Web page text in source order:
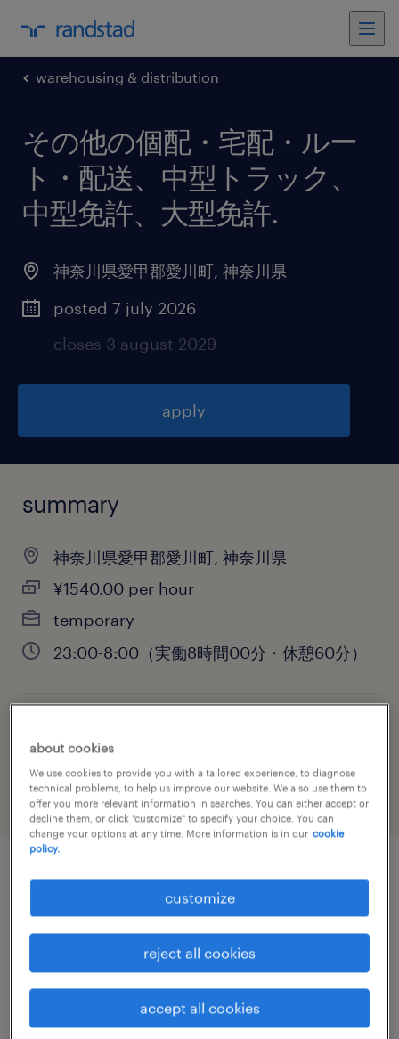
warehousing & distribution
その他の個配・宅配・ルー
ト・配送、中型トラック、
中型免許、大型免許.
神奈川県愛甲郡愛川町, 神奈川県
posted 7 july 2026
closes 3 august 2029
apply
summary
神奈川県愛甲郡愛川町, 神奈川県
¥1540.00 per hour
temporary
23:00-8:00（実働8時間00分・休憩60分）
個配・宅配・ルート・配送、中型トラック、中型
about cookies
We use cookies to provide you with a tailored experience, to diagnose
technical problems, to help us improve our website. We also use them to
offer you more relevant information in searches. You can either accept or
decline them, or click "customize" to specify your choice. You can
change your options at any time. More information is in our cookie
policy.
customize
reject all cookies
accept all cookies